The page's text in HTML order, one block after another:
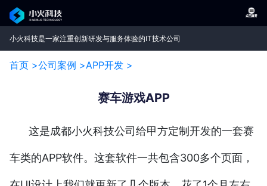
小火科技是一家注重创新研发与服务体验的IT技术公司
首页 >公司案例 >APP开发 >
赛车游戏APP
这是成都小火科技公司给甲方定制开发的一套赛
车类的APP软件。这套软件一共包含300多个页面，